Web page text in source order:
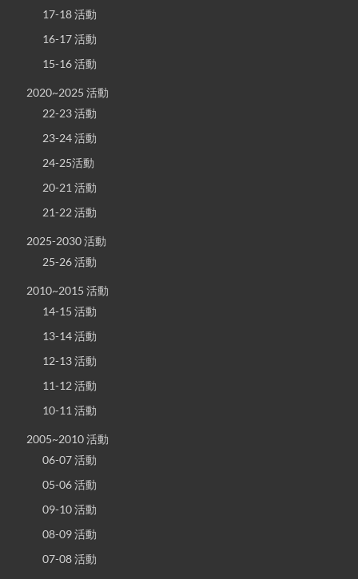
17-18 活動
16-17 活動
15-16 活動
2020~2025 活動
22-23 活動
23-24 活動
24-25活動
20-21 活動
21-22 活動
2025-2030 活動
25-26 活動
2010~2015 活動
14-15 活動
13-14 活動
12-13 活動
11-12 活動
10-11 活動
2005~2010 活動
06-07 活動
05-06 活動
09-10 活動
08-09 活動
07-08 活動